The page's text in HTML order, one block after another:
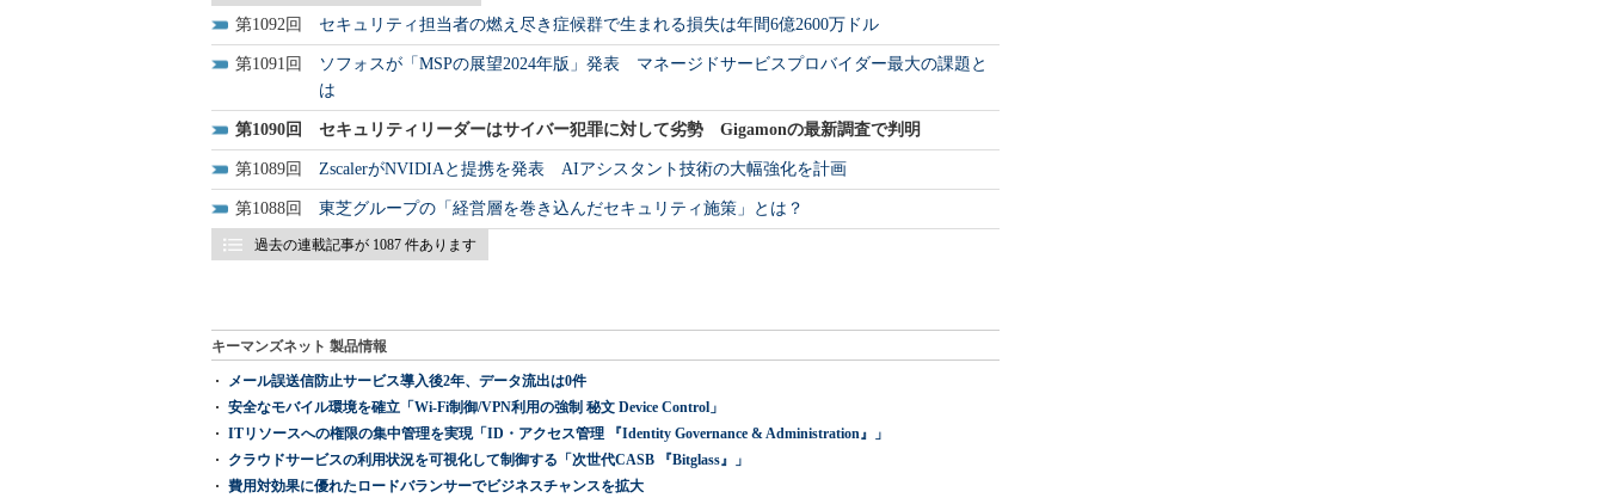
1092 セキュリティ担当者の燃え尽き症候群で生まれる損失は年間6億2600万ドル
1091
ソフォスが「MSPの展望2024年版」発表 マネージドサービスプロバイダー最大の課題と
は
1090 セキュリティリーダーはサイバー犯罪に対して劣勢 Gigamonの最新調査で判明
1089 ZscalerがNVIDIAと提携を発表 AIアシスタント技術の大幅強化を計画
1088 東芝グループの「経営層を巻き込んだセキュリティ施策」とは？
過去の連載記事が 1087 件あります
キーマンズネット 製品情報
メール誤送信防止サービス導入後2年、データ流出は0件
安全なモバイル環境を確立「Wi-Fi制御/VPN利用の強制 秘文 Device Control」
ITリソースへの権限の集中管理を実現「ID・アクセス管理 『Identity Governance & Administration』」
クラウドサービスの利用状況を可視化して制御する「次世代CASB 『Bitglass』」
費用対効果に優れたロードバランサーでビジネスチャンスを拡大